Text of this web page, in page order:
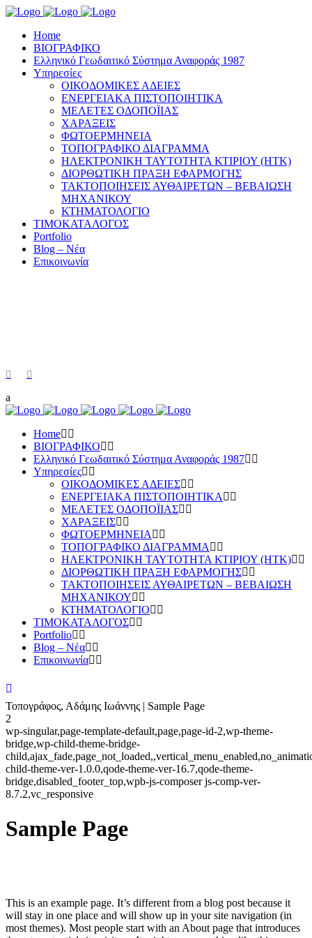
Home
ΒΙΟΓΡΑΦΙΚΟ
Ελληνικό Γεωδαιτικό Σύστημα Αναφοράς 1987
Υπηρεσίες
ΟΙΚΟΔΟΜΙΚΕΣ ΑΔΕΙΕΣ
ΕΝΕΡΓΕΙΑΚΑ ΠΙΣΤΟΠΟΙΗΤΙΚΑ
ΜΕΛΕΤΕΣ ΟΔΟΠΟΪΙΑΣ
ΧΑΡΑΞΕΙΣ
ΦΩΤΟΕΡΜΗΝΕΙΑ
ΤΟΠΟΓΡΑΦΙΚΟ ΔΙΑΓΡΑΜΜΑ
ΗΛΕΚΤΡΟΝΙΚΗ ΤΑΥΤΟΤΗΤΑ ΚΤΙΡΙΟΥ (ΗΤΚ)
ΔΙΟΡΘΩΤΙΚΗ ΠΡΑΞΗ ΕΦΑΡΜΟΓΗΣ
ΤΑΚΤΟΠΟΙΗΣΕΙΣ ΑΥΘΑΙΡΕΤΩΝ – ΒΕΒΑΙΩΣΗ
ΜΗΧΑΝΙΚΟΥ
ΚΤΗΜΑΤΟΛΟΓΙΟ
ΤΙΜΟΚΑΤΑΛΟΓΟΣ
Portfolio
Blog – Νέα
Επικοινωνία
Home
ΒΙΟΓΡΑΦΙΚΟ
Ελληνικό Γεωδαιτικό Σύστημα Αναφοράς 1987
Υπηρεσίες
ΟΙΚΟΔΟΜΙΚΕΣ ΑΔΕΙΕΣ
ΕΝΕΡΓΕΙΑΚΑ ΠΙΣΤΟΠΟΙΗΤΙΚΑ
ΜΕΛΕΤΕΣ ΟΔΟΠΟΪΙΑΣ
ΧΑΡΑΞΕΙΣ
ΦΩΤΟΕΡΜΗΝΕΙΑ
ΤΟΠΟΓΡΑΦΙΚΟ ΔΙΑΓΡΑΜΜΑ
ΗΛΕΚΤΡΟΝΙΚΗ ΤΑΥΤΟΤΗΤΑ ΚΤΙΡΙΟΥ (ΗΤΚ)
ΔΙΟΡΘΩΤΙΚΗ ΠΡΑΞΗ ΕΦΑΡΜΟΓΗΣ
ΤΑΚΤΟΠΟΙΗΣΕΙΣ ΑΥΘΑΙΡΕΤΩΝ – ΒΕΒΑΙΩΣΗ
ΜΗΧΑΝΙΚΟΥ
ΚΤΗΜΑΤΟΛΟΓΙΟ
ΤΙΜΟΚΑΤΑΛΟΓΟΣ
Portfolio
Blog – Νέα
Επικοινωνία
Τοπογράφος, Αδάμης Ιωάννης | Sample Page
2
wp-singular,page-template-default,page,page-id-2,wp-theme-
bridge,wp-child-theme-bridge-
child-theme-ver-1.0.0,qode-theme-ver-16.7,qode-theme-
bridge,disabled_footer_top,wpb-js-composer js-comp-ver-
8.7.2,vc_responsive
Sample Page
This is an example page. It’s different from a blog post because it
will stay in one place and will show up in your site navigation (in
most themes). Most people start with an About page that introduces